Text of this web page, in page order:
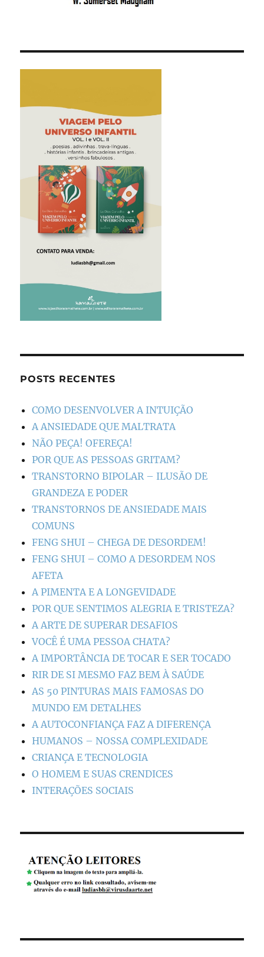
POSTS RECENTES
COMO DESENVOLVER A INTUIÇÃO
A ANSIEDADE QUE MALTRATA
NÃO PEÇA! OFEREÇA!
POR QUE AS PESSOAS GRITAM?
TRANSTORNO BIPOLAR – ILUSÃO DE
GRANDEZA E PODER
TRANSTORNOS DE ANSIEDADE MAIS
COMUNS
FENG SHUI – CHEGA DE DESORDEM!
FENG SHUI – COMO A DESORDEM NOS
AFETA
A PIMENTA E A LONGEVIDADE
POR QUE SENTIMOS ALEGRIA E TRISTEZA?
A ARTE DE SUPERAR DESAFIOS
VOCÊ É UMA PESSOA CHATA?
A IMPORTÂNCIA DE TOCAR E SER TOCADO
RIR DE SI MESMO FAZ BEM À SAÚDE
AS 50 PINTURAS MAIS FAMOSAS DO
MUNDO EM DETALHES
A AUTOCONFIANÇA FAZ A DIFERENÇA
HUMANOS – NOSSA COMPLEXIDADE
CRIANÇA E TECNOLOGIA
O HOMEM E SUAS CRENDICES
INTERAÇÕES SOCIAIS